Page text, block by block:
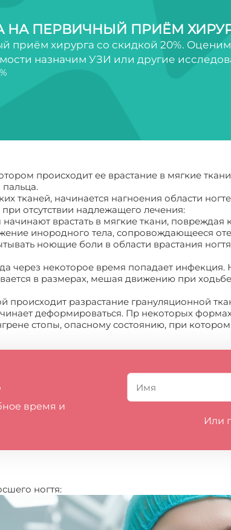
НА ПЕРВИЧНЫЙ ПРИЁМ
приём хирурга со скидкой 20%.
назначим УЗИ или другие
происходит ее врастание в мягкие
тканей, начинается нагноения области
отсутствии надлежащего лечения:
врастать в мягкие ткани,
инородного тела, сопровождающееся
ноющие боли в области врастания
через некоторое время попадает
в размерах, мешая движению при
разрастание грануляционной
деформироваться. Пр некоторых
стопы, опасному состоянию, при
время и
Или
ногтя: